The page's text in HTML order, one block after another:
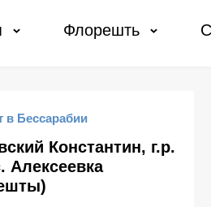
Флорешть
в Бессарабии
Константин, г.р.
Алексеевка